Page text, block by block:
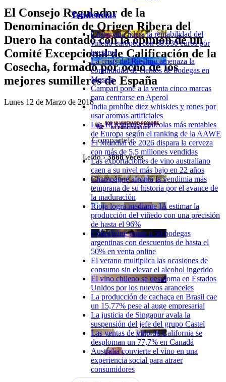
El Consejo Regulador de la
Denominación de Origen Ribera del
Duero ha contado con la opinión de un
Comité Excepcional de Calificación de la
Cosecha, formado por ocho de los
mejores sumilleres de España
Lunes 12 de Marzo de 2018
Compártelo
Leído ›3888veces
Tendencias
Champaña lidera la rentabilidad del
viñedo europeo con 60.030 euros por
hectárea
La crisis del Riesling amenaza la
continuidad de cientos de bodegas en
Mosela
Campari pone a la venta cinco marcas
para centrarse en Aperol
India prohíbe diez whiskies y rones por
usar aromas artificiales
Las 10 regiones vinícolas más rentables
de Europa según el ranking de la AAWE
El Mundial de 2026 dispara la cerveza
con más de 5,5 millones vendidas
Las exportaciones de vino australiano
caen a su nivel más bajo en 22 años
Champagne afronta la vendimia más
temprana de su historia por el avance de
la maduración
Rioja logra mediante IA estimar la
producción del viñedo con una precisión
de hasta el 96%
CyberWine reúne a 50 bodegas
argentinas con descuentos de hasta el
50% en venta online
El verano multiplica las ocasiones de
consumo sin elevar el alcohol ingerido
El vino chileno se desploma en Estados
Unidos por los nuevos aranceles
La producción de cachaça en Brasil cae
un 15,77% pese al auge empresarial
La justicia de Singapur avala la
suspensión del jefe del grupo Castel
Las ventas de vino de California se
desploman un 77,7% en Canadá
Australia convierte el vino en una
experiencia social para atraer
consumidores